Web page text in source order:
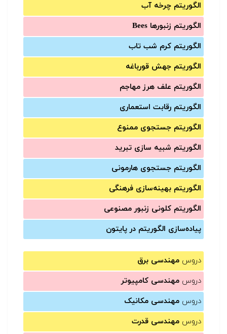
الگوریتم چرخه آب
الگوریتم زنبورها Bees
الگوریتم کرم شب تاب
الگوریتم جهش قورباغه
الگوریتم علف هرز مهاجم
الگوریتم رقابت استعماری
الگوریتم جستجوی ممنوع
الگوریتم شبیه سازی تبرید
الگوریتم جستجوی هارمونی
الگوریتم بهینه‌سازی فرهنگی
الگوریتم کلونی زنبور مصنوعی
پیاده‌سازی الگوریتم در پایتون
دروس مهندسی برق
دروس مهندسی کامپیوتر
دروس مهندسی مکانیک
دروس مهندسی قدرت